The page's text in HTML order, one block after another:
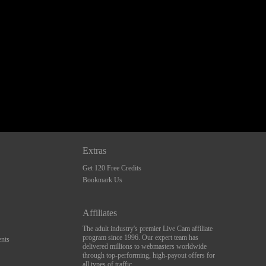
Extras
Get 120 Free Credits
Bookmark Us
Affiliates
The adult industry's premier Live Cam affiliate
program since 1996. Our expert team has
delivered millions to webmasters worldwide
through top-performing, high-payout offers for
all types of traffic.